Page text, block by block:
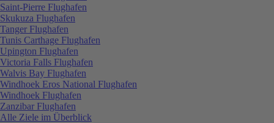
Saint-Pierre Flughafen
Skukuza Flughafen
Tanger Flughafen
Tunis Carthage Flughafen
Upington Flughafen
Victoria Falls Flughafen
Walvis Bay Flughafen
Windhoek Eros National Flughafen
Windhoek Flughafen
Zanzibar Flughafen
Alle Ziele im Überblick